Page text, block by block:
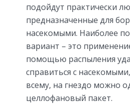
подойдут практически
предназначенные для
насекомыми. Наиболее
вариант – это
помощью распыления
справиться с
всему, на гнездо можно
целлофановый пакет.